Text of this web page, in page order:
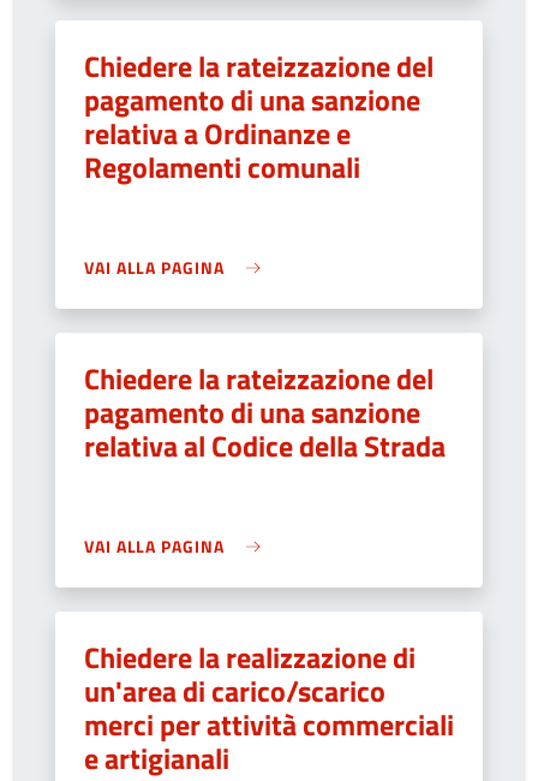
Chiedere la rateizzazione del
pagamento di una sanzione
relativa a Ordinanze e
Regolamenti comunali
VAI ALLA PAGINA
Chiedere la rateizzazione del
pagamento di una sanzione
relativa al Codice della Strada
VAI ALLA PAGINA
Chiedere la realizzazione di
un'area di carico/scarico
merci per attività commerciali
e artigianali